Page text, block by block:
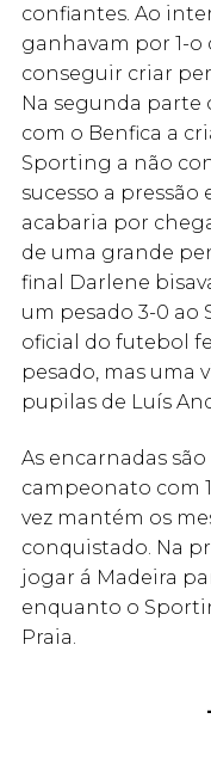
confiantes. Ao
ganhavam por 1-
conseguir criar
Na segunda
com o Benfica a
Sporting a não
sucesso a pressão
acabaria por
de uma grande
final Darlene
um pesado 3-0
oficial do futebol
pesado, mas uma
pupilas de Luís
As encarnadas
campeonato com
vez mantém os
conquistado. Na
jogar á Madeira
enquanto o
Praia.